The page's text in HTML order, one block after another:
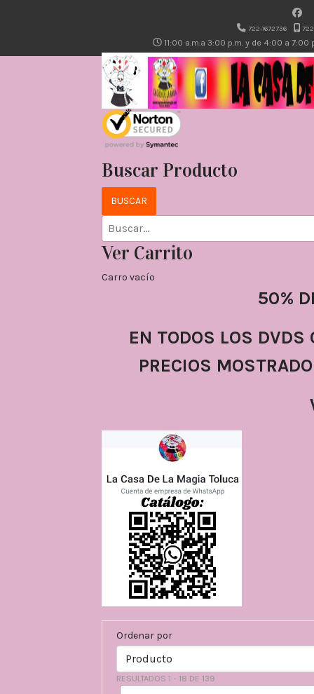
722-1672736
11:00 a.m.a 3:00 p.m. y de 4:00 a 7:00
Buscar Producto
Ver Carrito
Carro vacío
50%
EN TODOS LOS DVDS
PRECIOS
Ordenar por
RESULTADOS 1 - 18 DE 139